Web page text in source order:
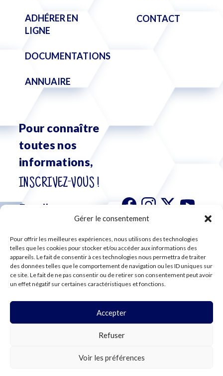
Gérer le consentement
Pour offrir les meilleures expériences, nous utilisons des technologies
telles que les cookies pour stocker et/ou accéder aux informations des
appareils. Le fait de consentir à ces technologies nous permettra de traiter
des données telles que le comportement de navigation ou les ID uniques sur
ce site. Le fait de ne pas consentir ou de retirer son consentement peut avoir
un effet négatif sur certaines caractéristiques et fonctions.
Accepter
Refuser
Voir les préférences
ADHÉRER EN
LIGNE
DOCUMENTATIONS
ANNUAIRE
CONTACT
Pour connaître
toutes nos
informations,
INSCRIVEZ-VOUS !
S'abonner à
notre
newsletter
COOKIES